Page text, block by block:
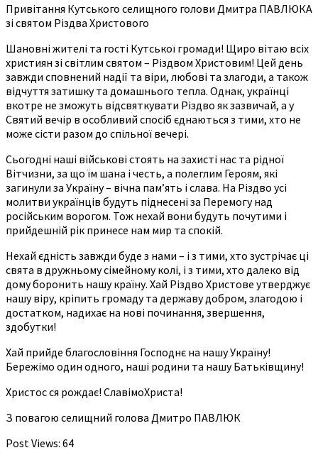
Привітання Кутського селищного голови Дмитра ПАВЛЮКА
зі святом Різдва Христового
Шановні жителі та гості Кутської громади! Щиро вітаю всіх
християн зі світлим святом – Різдвом Христовим! Цей день
завжди сповнений надії та віри, любові та злагоди, а також
відчуття затишку та домашнього тепла. Однак, українці
вкотре не зможуть відсвяткувати Різдво як зазвичай, а у
Святий вечір в особливий спосіб єднаються з тими, хто не
може сісти разом до спільної вечері.
Сьогодні наші військові стоять на захисті нас та рідної
Вітчизни, за що їм шана і честь, а полеглим Героям, які
загинули за Україну – вічна пам’ять і слава. На Різдво усі
молитви українців будуть піднесені за Перемогу над
російським ворогом. Тож нехай вони будуть почутими і
прийдешній рік принесе нам мир та спокій.
Нехай єдність завжди буде з нами – і з тими, хто зустрічає ці
свята в дружньому сімейному колі, і з тими, хто далеко від
дому боронить нашу країну. Хай Різдво Христове утверджує
нашу віру, кріпить громаду та державу добром, злагодою і
достатком, надихає на нові починання, звершення,
здобутки!
Хай прийде благословіння Господнє на нашу Україну!
Бережімо один одного, наші родини та нашу Батьківщину!
Христос ся рождає! СлавімоХриста!
З повагою селищний голова Дмитро ПАВЛЮК
Post Views: 64